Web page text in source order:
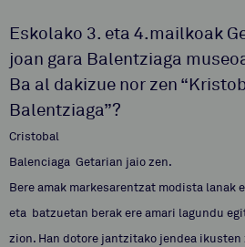
Eskolako 3. eta 4.mailkoak
joan gara Balentziaga
Ba al dakizue nor zen
Balentziaga”?
Cristobal
Balenciaga Getarian jaio zen.
Bere amak markesarentzat modista lanak
eta batzuetan berak ere amari lagundu
zion. Han dotore jantzitako jendea ikusten